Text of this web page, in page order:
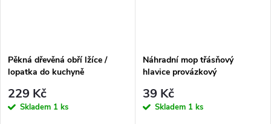
Pěkná dřevěná obří lžíce /
lopatka do kuchyně
229 Kč
Skladem 1 ks
Náhradní mop třásňový
hlavice provázkový
39 Kč
Skladem 1 ks